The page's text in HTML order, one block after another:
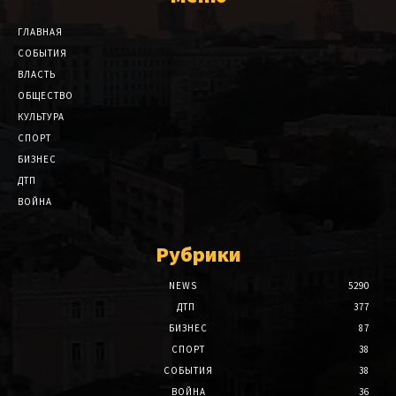
ГЛАВНАЯ
СОБЫТИЯ
ВЛАСТЬ
ОБЩЕСТВО
КУЛЬТУРА
СПОРТ
БИЗНЕС
ДТП
ВОЙНА
Рубрики
NEWS
5290
ДТП
377
БИЗНЕС
87
СПОРТ
38
СОБЫТИЯ
38
ВОЙНА
36